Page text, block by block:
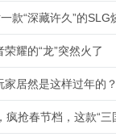
耀的“龙”突然火了
居然是这样过年的？